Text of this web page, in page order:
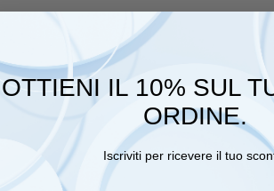
ECRU, ROSA, GRIGIO
OTTIENI IL 10% SUL
ORDINE.
Iscriviti per ricevere il tuo